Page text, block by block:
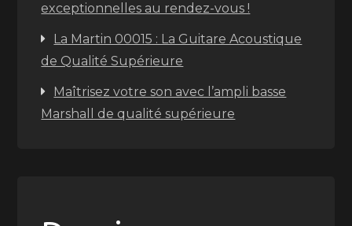
exceptionnelles au rendez-vous !
La Martin 00015 : La Guitare Acoustique
de Qualité Supérieure
Maîtrisez votre son avec l’ampli basse
Marshall de qualité supérieure